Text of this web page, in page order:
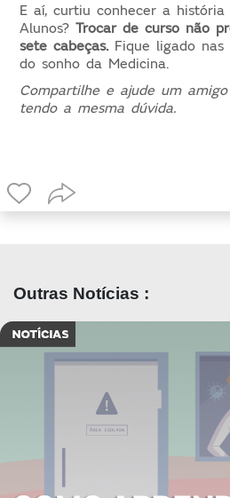
E aí, curtiu conhecer a história
Alunos?Trocar de curso não
sete cabeças.Fique ligado nas
do sonho da Medicina.
Compartilhe e ajude um
tendo a mesma dúvida.
Outras Notícias :